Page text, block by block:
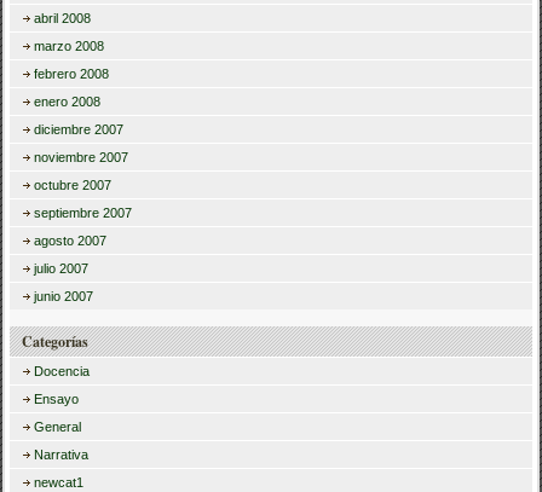
abril 2008
marzo 2008
febrero 2008
enero 2008
diciembre 2007
noviembre 2007
octubre 2007
septiembre 2007
agosto 2007
julio 2007
junio 2007
Categorías
Docencia
Ensayo
General
Narrativa
newcat1